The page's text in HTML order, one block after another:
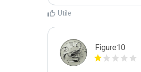
Utile
Figure10